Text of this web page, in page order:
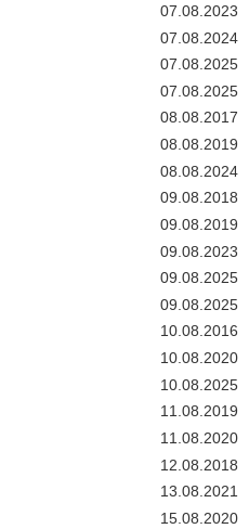
07.08.2023
07.08.2024
07.08.2025
07.08.2025
08.08.2017
08.08.2019
08.08.2024
09.08.2018
09.08.2019
09.08.2023
09.08.2025
09.08.2025
10.08.2016
10.08.2020
10.08.2025
11.08.2019
11.08.2020
12.08.2018
13.08.2021
15.08.2020